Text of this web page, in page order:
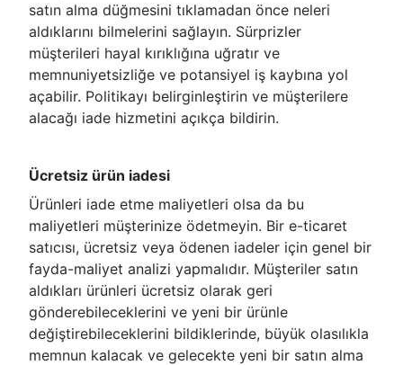
satın alma düğmesini tıklamadan önce neleri
aldıklarını bilmelerini sağlayın. Sürprizler
müşterileri hayal kırıklığına uğratır ve
memnuniyetsizliğe ve potansiyel iş kaybına yol
açabilir. Politikayı belirginleştirin ve müşterilere
alacağı iade hizmetini açıkça bildirin.
Ücretsiz ürün iadesi
Ürünleri iade etme maliyetleri olsa da bu
maliyetleri müşterinize ödetmeyin. Bir e-ticaret
satıcısı, ücretsiz veya ödenen iadeler için genel bir
fayda-maliyet analizi yapmalıdır. Müşteriler satın
aldıkları ürünleri ücretsiz olarak geri
gönderebileceklerini ve yeni bir ürünle
değiştirebileceklerini bildiklerinde, büyük olasılıkla
memnun kalacak ve gelecekte yeni bir satın alma